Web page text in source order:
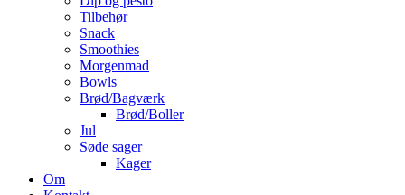
Tilbehør
Snack
Smoothies
Morgenmad
Bowls
Brød/Bagværk
Brød/Boller
Jul
Søde sager
Kager
Om